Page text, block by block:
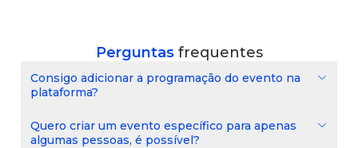
Perguntasfrequentes
Consigo adicionar a programação do evento na
plataforma?
Quero criar um evento específico para apenas
algumas pessoas, é possível?